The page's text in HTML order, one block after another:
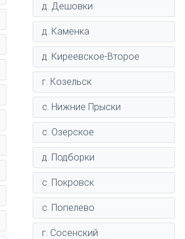
д. Дешовки
д. Каменка
д. Киреевское-Второе
г. Козельск
с. Нижние Прыски
с. Озерское
д. Подборки
с. Покровск
с. Попелево
г. Сосенский